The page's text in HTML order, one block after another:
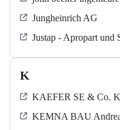
Jungheinrich AG
Justap - Apropart und
K
KAEFER SE & Co.
KEMNA BAU